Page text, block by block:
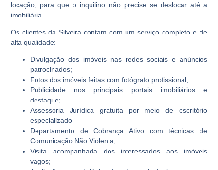
locação, para que o inquilino não precise se deslocar até a
imobiliária.
Os clientes da Silveira contam com um serviço completo e de
alta qualidade:
Divulgação dos imóveis nas redes sociais e anúncios
patrocinados;
Fotos dos imóveis feitas com fotógrafo profissional;
Publicidade nos principais portais imobiliários e
destaque;
Assessoria Jurídica gratuita por meio de escritório
especializado;
Departamento de Cobrança Ativo com técnicas de
Comunicação Não Violenta;
Visita acompanhada dos interessados aos imóveis
vagos;